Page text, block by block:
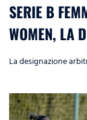
SERIE B
WOMEN, LA
La designazione